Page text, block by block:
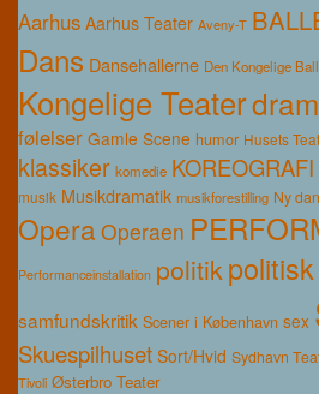
Aarhus Aarhus Teater Aveny-T
Dans Dansehallerne Den Kongelige
Kongelige Teater
følelser Gamle Scene humor Husets
klassiker komedie KOREOGRAFI
musik Musikdramatik musikforestilling Ny
Opera Operaen
Performanceinstallation politik
samfundskritik Scener i København sex
Skuespilhuset Sort/Hvid Sydhavn
Tivoli Østerbro Teater